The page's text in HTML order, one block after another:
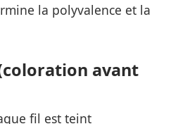
la polyvalence et la
avant
fil est teint